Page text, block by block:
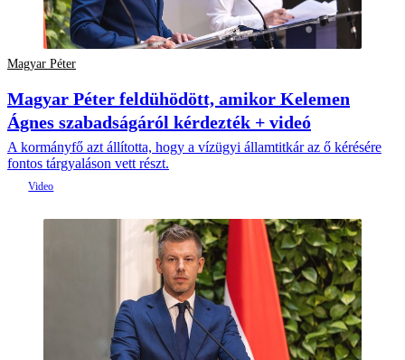
Magyar Péter
Magyar Péter feldühödött, amikor Kelemen
Ágnes szabadságáról kérdezték + videó
A kormányfő azt állította, hogy a vízügyi államtitkár az ő kérésére
fontos tárgyaláson vett részt.